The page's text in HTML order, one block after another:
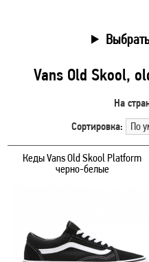
Vans Old Skool,
На
Сортировка:
Кеды Vans Old Skool Platform
черно-белые